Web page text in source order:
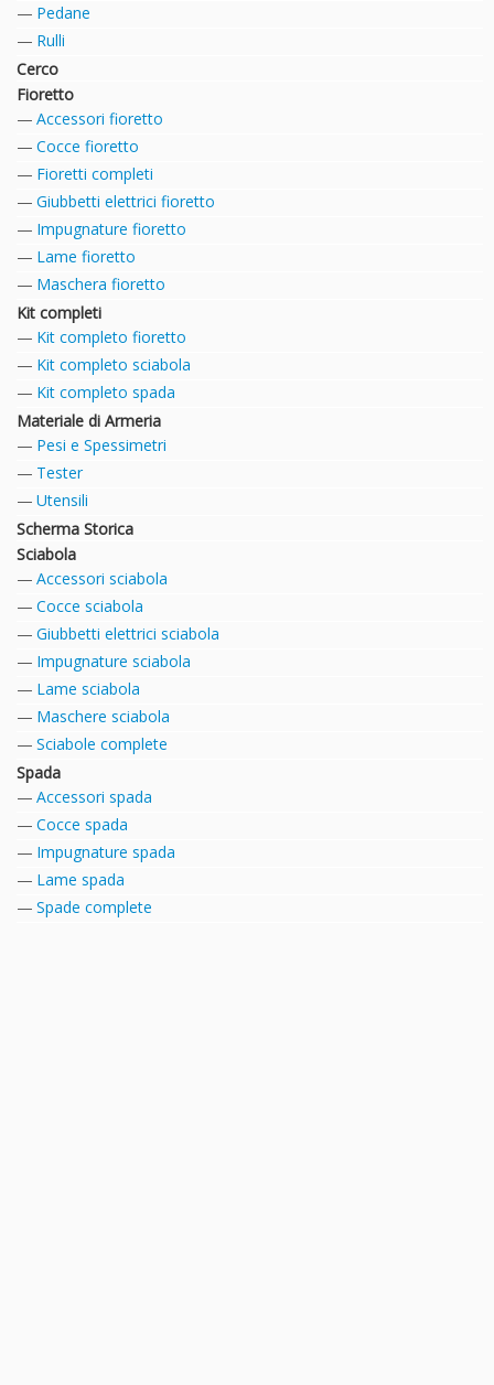
Pedane
Rulli
Cerco
Fioretto
Accessori fioretto
Cocce fioretto
Fioretti completi
Giubbetti elettrici fioretto
Impugnature fioretto
Lame fioretto
Maschera fioretto
Kit completi
Kit completo fioretto
Kit completo sciabola
Kit completo spada
Materiale di Armeria
Pesi e Spessimetri
Tester
Utensili
Scherma Storica
Sciabola
Accessori sciabola
Cocce sciabola
Giubbetti elettrici sciabola
Impugnature sciabola
Lame sciabola
Maschere sciabola
Sciabole complete
Spada
Accessori spada
Cocce spada
Impugnature spada
Lame spada
Spade complete